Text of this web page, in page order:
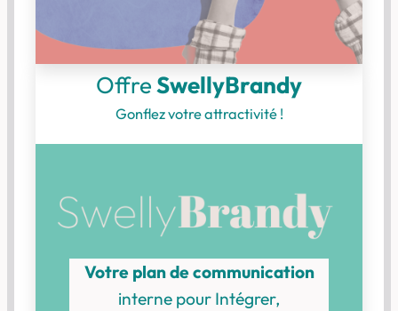
OffreSwellyBrandy
Gonflez votre attractivité !
Votre plan de communication
interne pour Intégrer,